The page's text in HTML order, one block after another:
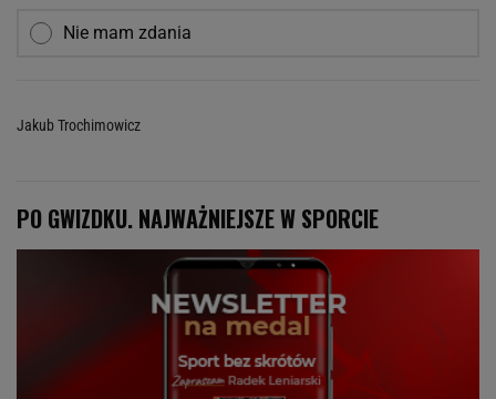
Nie mam zdania
Jakub Trochimowicz